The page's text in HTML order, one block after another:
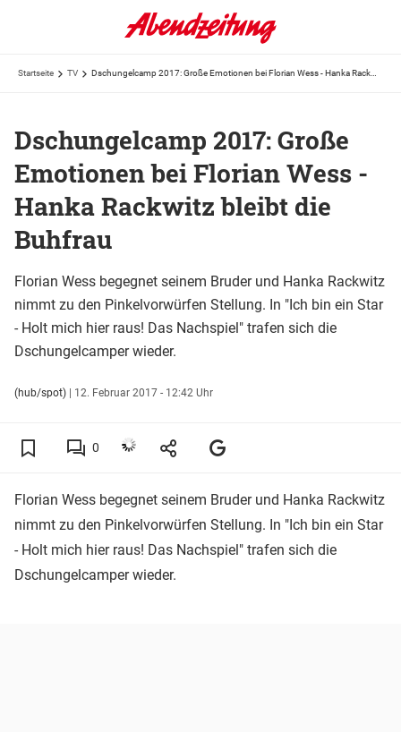
Startseite TV
Dschungelcamp 2017: Große
Emotionen bei Florian Wess -
Hanka Rackwitz bleibt die
Buhfrau
Florian Wess begegnet seinem Bruder und Hanka Rackwitz
nimmt zu den Pinkelvorwürfen Stellung. In "Ich bin ein Star
- Holt mich hier raus! Das Nachspiel" trafen sich die
Dschungelcamper wieder.
(hub/spot) | 12. Februar 2017 - 12:42 Uhr
0
Florian Wess begegnet seinem Bruder und Hanka Rackwitz
nimmt zu den Pinkelvorwürfen Stellung. In "Ich bin ein Star
- Holt mich hier raus! Das Nachspiel" trafen sich die
Dschungelcamper wieder.